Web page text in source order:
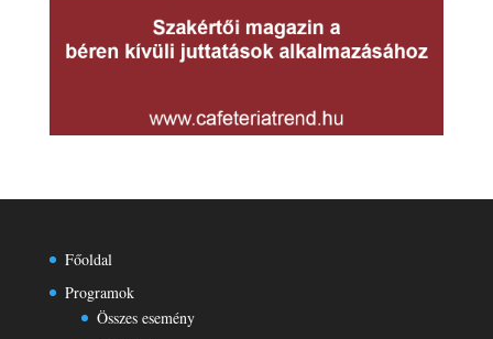
Főoldal
Programok
Összes esemény